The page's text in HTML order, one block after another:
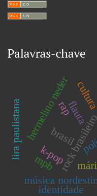
Palavras-chave
rock
rap
música
k-pop
identidade
hermelino neder
lira paulistana brasil
mpb
flauta